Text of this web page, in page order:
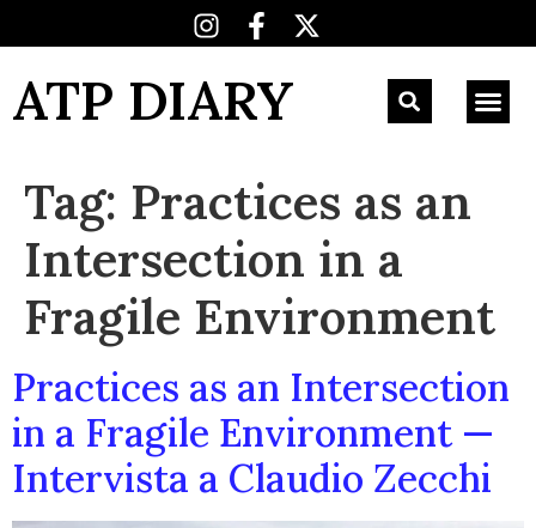
ATP DIARY
Tag: Practices as an
Intersection in a
Fragile Environment
Practices as an Intersection
in a Fragile Environment —
Intervista a Claudio Zecchi